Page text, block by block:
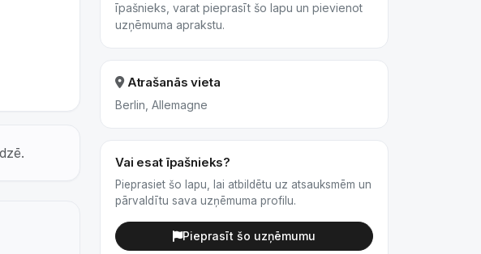
īpašnieks, varat pieprasīt šo lapu un pievienot
uzņēmuma aprakstu.
Atrašanās vieta
Berlin, Allemagne
Vai esat īpašnieks?
Pieprasiet šo lapu, lai atbildētu uz atsauksmēm un
pārvaldītu sava uzņēmuma profilu.
Pieprasīt šo uzņēmumu